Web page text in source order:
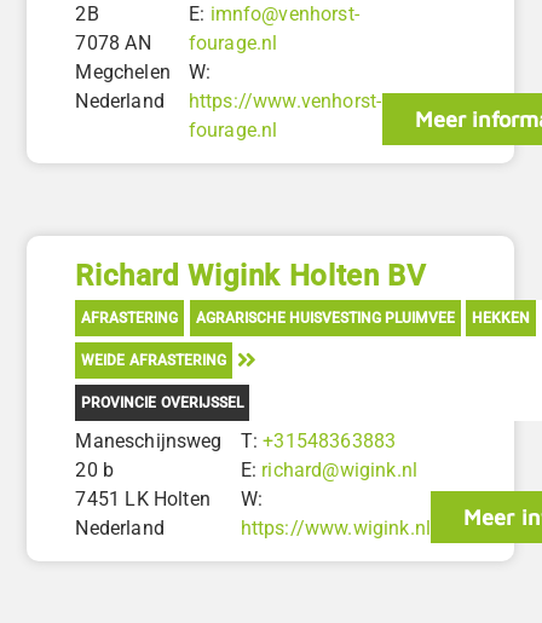
2B
7078 AN
Megchelen
Nederland
E: imnfo@venhorst-
fourage.nl
W:
https://www.venhorst-
fourage.nl
Meer
Richard Wigink Holten BV
AFRASTERING AGRARISCHE HUISVESTING PLUIMVEE HEKKEN
WEIDE AFRASTERING
PROVINCIE OVERIJSSEL
Maneschijnsweg
20 b
7451 LK Holten
Nederland
T:+31548363883
E: richard@wigink.nl
W:
https://www.wigink.nl
Meer